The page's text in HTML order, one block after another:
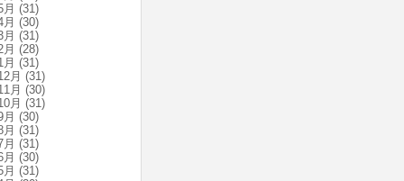
(31)
(30)
(31)
(28)
(31)
月 (31)
月 (30)
月 (31)
(30)
(31)
(31)
(30)
(31)